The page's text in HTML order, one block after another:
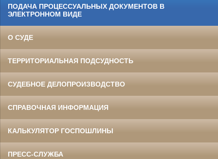
ПОДАЧА ПРОЦЕССУАЛЬНЫХ ДОКУМЕНТОВ В
ЭЛЕКТРОННОМ ВИДЕ
О СУДЕ
ТЕРРИТОРИАЛЬНАЯ ПОДСУДНОСТЬ
СУДЕБНОЕ ДЕЛОПРОИЗВОДСТВО
СПРАВОЧНАЯ ИНФОРМАЦИЯ
КАЛЬКУЛЯТОР ГОСПОШЛИНЫ
ПРЕСС-СЛУЖБА